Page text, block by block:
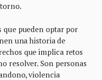
que pueden optar por
una historia de
que implica retos
resolver. Son personas
violencia